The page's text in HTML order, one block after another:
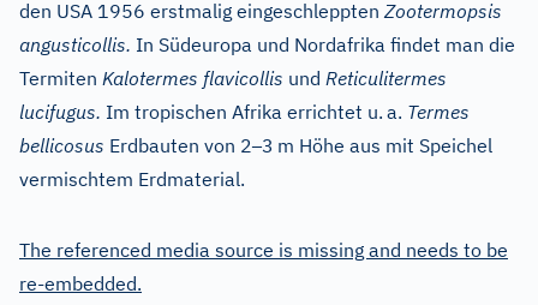
den USA 1956 erstmalig eingeschlepptenZootermopsis
angusticollis. In Südeuropa und Nordafrika findet man die
Termiten Kalotermes flavicollis und Reticulitermes
lucifugus. Im tropischen Afrika errichtet u. a. Termes
bellicosus Erdbauten von 2–3 m Höhe aus mit Speichel
vermischtem Erdmaterial.
The referenced media source is missing and needs to be
re-embedded.